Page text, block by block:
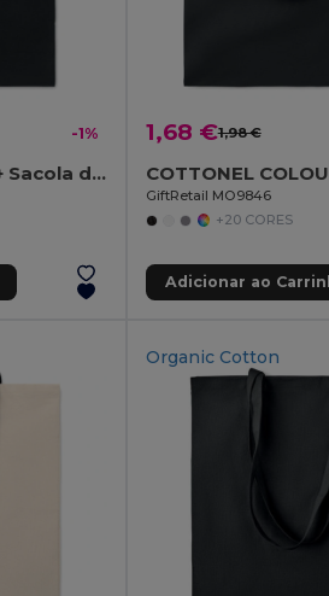
-1%
COTTONEL COLOUR + Sacola de algodão 140 gr / m²
1,68 €1,98 €
GiftRetail MO9846
+20 CORES
Adicionar ao
Organic Cotton